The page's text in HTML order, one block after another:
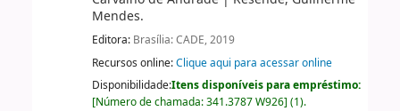
Mendes.
Editora: Brasília: CADE, 2019
Recursos online:Clique aqui para acessar online
Disponibilidade:Itens disponíveis para empréstimo:
[Número de chamada:341.3787 W926] (1).